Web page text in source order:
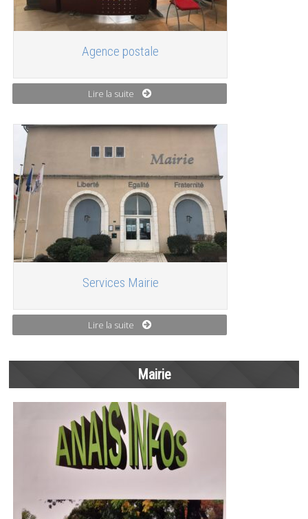
Agence postale
Lire la suite
Services Mairie
Lire la suite
Mairie